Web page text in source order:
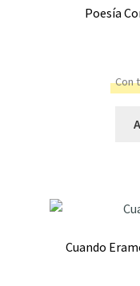
Poesía
Con
Cuando